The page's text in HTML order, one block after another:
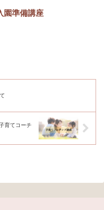
園準備講座
育てコーチ